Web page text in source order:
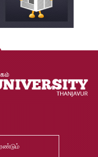
மே2026
முடிவுகள்-மே2026
2026-27